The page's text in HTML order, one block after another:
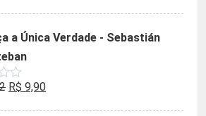
era:
R$ 35,90.
é:
a Única Verdade - Sebastián
O
R$ 9,90O